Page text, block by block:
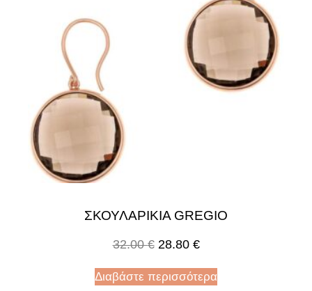
ΣΚΟΥΛΑΡΙΚΙA GREGIO
32.00€ 28.80 €
Διαβάστε περισσότερα